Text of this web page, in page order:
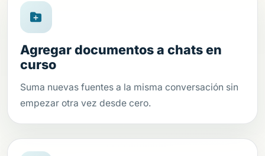
Agregar documentos a chats en
curso
Suma nuevas fuentes a la misma conversación sin
empezar otra vez desde cero.